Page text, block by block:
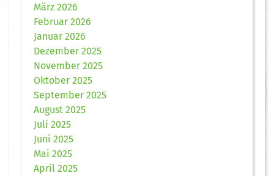
März 2026
Februar 2026
Januar 2026
Dezember 2025
November 2025
Oktober 2025
September 2025
August 2025
Juli 2025
Juni 2025
Mai 2025
April 2025